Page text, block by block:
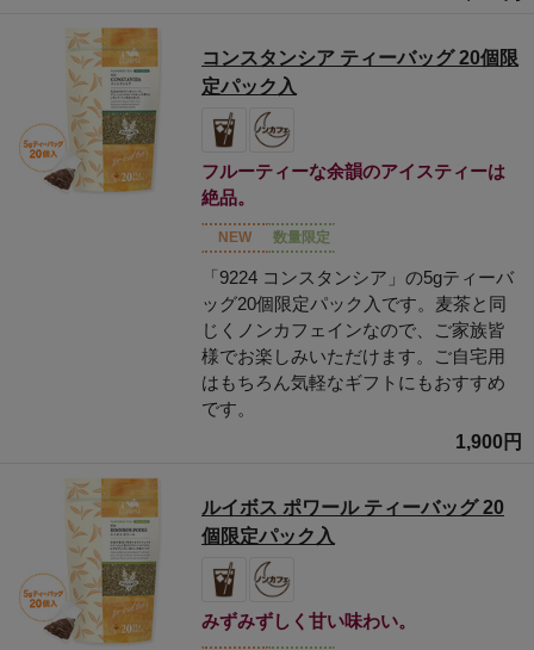
コンスタンシア ティーバッグ 20個限
定パック入
フルーティーな余韻のアイスティーは
絶品。
NEW 数量限定
「9224 コンスタンシア」の5gティーバ
ッグ20個限定パック入です。麦茶と同
じくノンカフェインなので、ご家族皆
様でお楽しみいただけます。ご自宅用
はもちろん気軽なギフトにもおすすめ
です。
1,900円
ルイボス ポワール ティーバッグ 20
個限定パック入
みずみずしく甘い味わい。